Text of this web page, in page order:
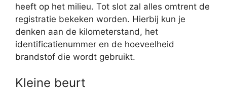
heeft op het milieu. Tot slot zal alles omtrent de
registratie bekeken worden. Hierbij kun je
denken aan de kilometerstand, het
identificatienummer en de hoeveelheid
brandstof die wordt gebruikt.
Kleine beurt